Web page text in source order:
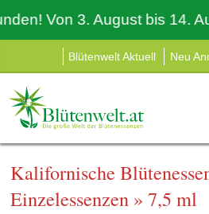
Von 3. August bis 14.
Blütenwelt Aktuell Neu
Kalifornische
Einzelessenzen » 7,5 ml